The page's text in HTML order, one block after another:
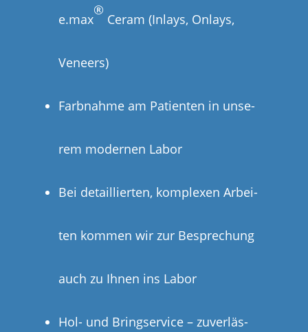
e.max
®
Ceram (Inlays, Onlays,
Veneers)
Farb­nah­me am Pati­en­ten in unse­
rem moder­nen Labor
Bei detail­lier­ten, kom­ple­xen Arbei­
ten kom­men wir zur Bespre­chung
auch zu Ihnen ins Labor
Hol- und Bring­ser­vice – zuver­läs­